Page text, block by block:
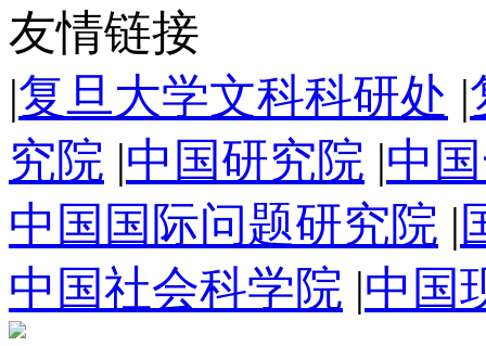
友情链接
|复旦大学文科科研处 |
究院 |中国研究院 |中
中国国际问题研究院 |
中国社会科学院 |中国